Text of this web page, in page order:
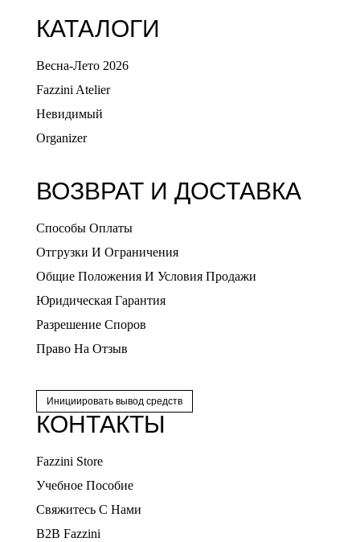
КАТАЛОГИ
Весна-Лето 2026
Fazzini Atelier
Невидимый
Organizer
ВОЗВРАТ И ДОСТАВКА
Способы Оплаты
Отгрузки И Ограничения
Общие Положения И Условия Продажи
Юридическая Гарантия
Разрешение Споров
Право На Отзыв
Инициировать вывод средств
КОНТАКТЫ
Fazzini Store
Учебное Пособие
Свяжитесь С Нами
B2B Fazzini